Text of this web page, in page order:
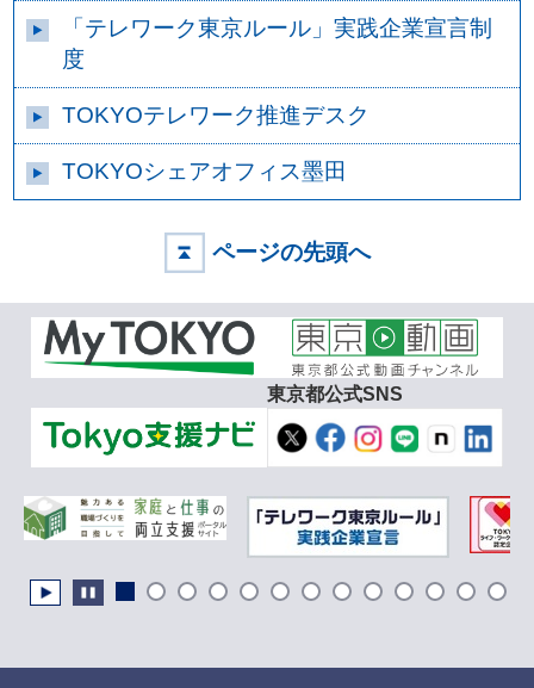
「テレワーク東京ルール」実践企業宣言制
度
TOKYOテレワーク推進デスク
TOKYOシェアオフィス墨田
ページの先頭へ
東京都公式SNS